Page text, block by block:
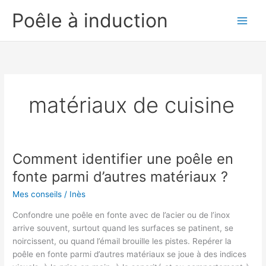
Poêle à induction
matériaux de cuisine
Comment identifier une poêle en
fonte parmi d’autres matériaux ?
Mes conseils / Inès
Confondre une poêle en fonte avec de l’acier ou de l’inox
arrive souvent, surtout quand les surfaces se patinent, se
noircissent, ou quand l’émail brouille les pistes. Repérer la
poêle en fonte parmi d’autres matériaux se joue à des indices